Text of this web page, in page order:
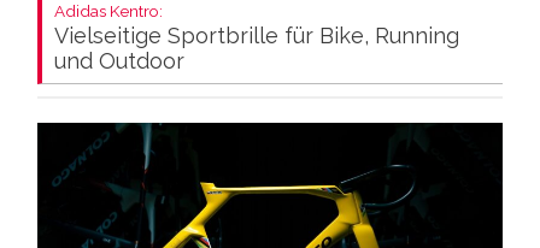
Adidas Kentro:
Vielseitige Sportbrille für Bike, Running
und Outdoor